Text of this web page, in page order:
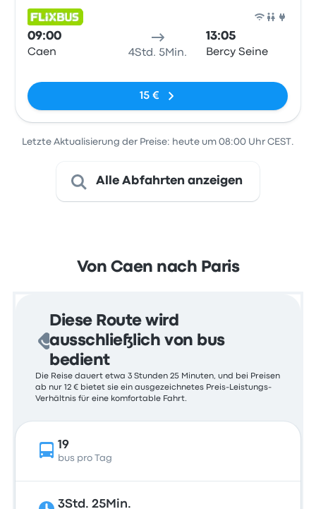
09:00
Caen 4Std. 5Min.
13:05
Bercy Seine
15 €
Letzte Aktualisierung der Preise: heute um 08:00 Uhr CEST.
Alle Abfahrten anzeigen
Von Caen nach Paris
Diese Route wird
ausschließlich von bus
bedient
Die Reise dauert etwa 3 Stunden 25 Minuten, und bei Preisen
ab nur 12 € bietet sie ein ausgezeichnetes Preis-Leistungs-
Verhältnis für eine komfortable Fahrt.
19
bus pro Tag
3Std. 25Min.